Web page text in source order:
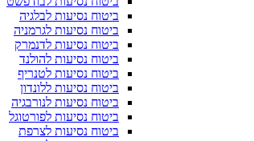
ביטוח נסיעות לבלגיה
ביטוח נסיעות לגרמניה
ביטוח נסיעות לדנמרק
ביטוח נסיעות להולנד
ביטוח נסיעות לטנריף
ביטוח נסיעות ללונדון
ביטוח נסיעות לנורבגיה
ביטוח נסיעות לפורטוגל
ביטוח נסיעות לצרפת